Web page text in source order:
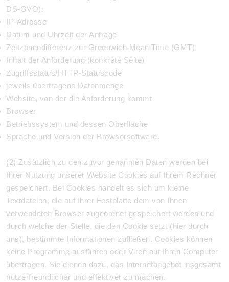
DS-GVO):
IP-Adresse
Datum und Uhrzeit der Anfrage
Zeitzonendifferenz zur Greenwich Mean Time (GMT)
Inhalt der Anforderung (konkrete Seite)
Zugriffsstatus/HTTP-Statuscode
jeweils übertragene Datenmenge
Website, von der die Anforderung kommt
Browser
Betriebssystem und dessen Oberfläche
Sprache und Version der Browsersoftware.
(2) Zusätzlich zu den zuvor genannten Daten werden bei
Ihrer Nutzung unserer Website Cookies auf Ihrem Rechner
gespeichert. Bei Cookies handelt es sich um kleine
Textdateien, die auf Ihrer Festplatte dem von Ihnen
verwendeten Browser zugeordnet gespeichert werden und
durch welche der Stelle, die den Cookie setzt (hier durch
uns), bestimmte Informationen zufließen. Cookies können
keine Programme ausführen oder Viren auf Ihren Computer
übertragen. Sie dienen dazu, das Internetangebot insgesamt
nutzerfreundlicher und effektiver zu machen.